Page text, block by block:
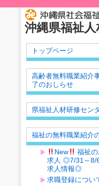
沖縄県福祉
トップページ
高齢者無料職業紹介
了のおしらせ
県福祉人材研修セン
福祉の無料職業紹介
New
福祉の
求人 ◎7/31～8/
求人情報◎
求職登録につい